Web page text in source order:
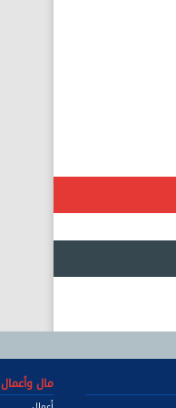
مال وأعمال